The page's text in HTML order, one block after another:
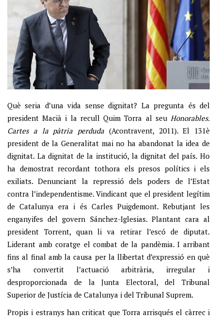
Què seria d’una vida sense dignitat? La pregunta és del
president Macià i la recull Quim Torra al seu Honorables.
Cartes a la pàtria perduda (Acontravent, 2011). El 131è
president de la Generalitat mai no ha abandonat la idea de
dignitat. La dignitat de la institució, la dignitat del país. Ho
ha demostrat recordant tothora els presos polítics i els
exiliats. Denunciant la repressió dels poders de l’Estat
contra l’independentisme. Vindicant que el president legítim
de Catalunya era i és Carles Puigdemont. Rebutjant les
enganyifes del govern Sánchez-Iglesias. Plantant cara al
president Torrent, quan li va retirar l’escó de diputat.
Liderant amb coratge el combat de la pandèmia. I arribant
fins al final amb la causa per la llibertat d’expressió en què
s’ha convertit l’actuació arbitrària, irregular i
desproporcionada de la Junta Electoral, del Tribunal
Superior de Justícia de Catalunya i del Tribunal Suprem.
Propis i estranys han criticat que Torra arrisqués el càrrec i